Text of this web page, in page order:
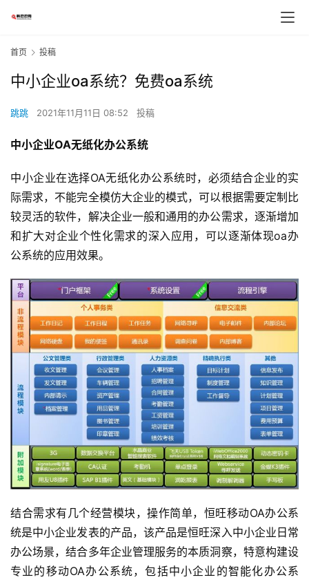
首页 投稿
中小企业oa系统？免费oa系统
跳跳 2021年11月11日 08:52 投稿
中小企业OA无纸化办公系统
中小企业在选择OA无纸化办公系统时，必须结合企业的实
际需求，不能完全模仿大企业的模式，可以根据需要定制比
较灵活的软件，解决企业一般和通用的办公需求，逐渐增加
和扩大对企业个性化需求的深入应用，可以逐渐体现oa办
公系统的应用效果。
结合需求有几个经营模块，操作简单，恒旺移动OA办公系
统是中小企业发表的产品，该产品是恒旺深入中小企业日常
办公场景，结合多年企业管理服务的本质洞察，特意构建设
专业的移动OA办公系统，包括中小企业的智能化办公系